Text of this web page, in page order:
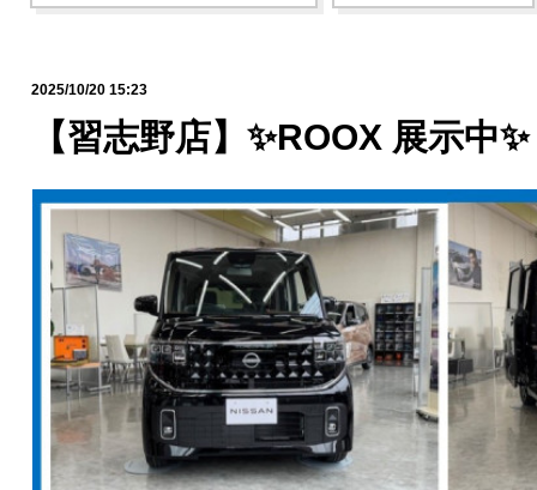
2025/10/20 15:23
【習志野店】✨ROOX 展示中✨